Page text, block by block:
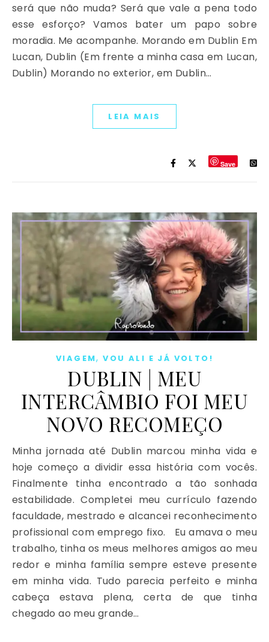
será que não muda? Será que vale a pena todo
esse esforço? Vamos bater um papo sobre
moradia. Me acompanhe. Morando em Dublin Em
Lucan, Dublin (Em frente a minha casa em Lucan,
Dublin) Morando no exterior, em Dublin…
LEIA MAIS
Save
VIAGEM,VOU ALI E JÁ VOLTO!
DUBLIN | MEU
INTERCÂMBIO FOI MEU
NOVO RECOMEÇO
Minha jornada até Dublin marcou minha vida e
hoje começo a dividir essa história com vocês.
Finalmente tinha encontrado a tão sonhada
estabilidade. Completei meu currículo fazendo
faculdade, mestrado e alcancei reconhecimento
profissional com emprego fixo. Eu amava o meu
trabalho, tinha os meus melhores amigos ao meu
redor e minha família sempre esteve presente
em minha vida. Tudo parecia perfeito e minha
cabeça estava plena, certa de que tinha
chegado ao meu grande…